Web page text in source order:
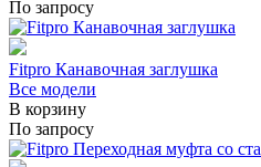
По запросу
Fitpro Канавочная заглушка
Все модели
В корзину
По запросу